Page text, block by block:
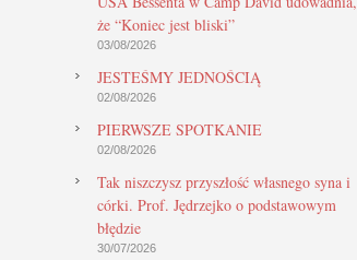
że “Koniec jest bliski”
03/08/2026
JESTEŚMY JEDNOŚCIĄ
02/08/2026
PIERWSZE SPOTKANIE
02/08/2026
Tak niszczysz przyszłość własnego syna i
córki. Prof. Jędrzejko o podstawowym
błędzie
30/07/2026